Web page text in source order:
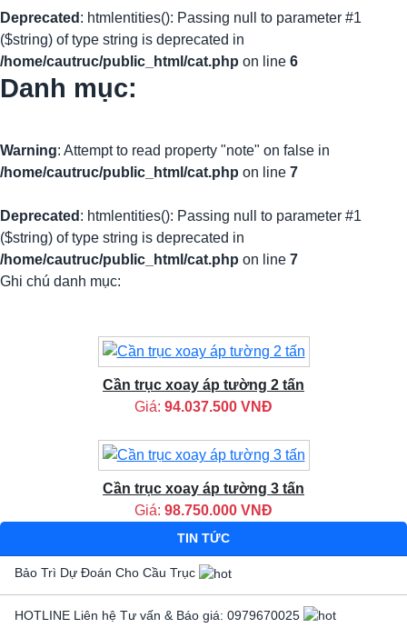
Deprecated : htmlentities(): Passing null to parameter #1
($string) of type string is deprecated in
/home/cautruc/public_html/cat.php on line 6
Danh mục:
Warning: Attempt to read property "note" on false in
/home/cautruc/public_html/cat.php on line 7
Deprecated : htmlentities(): Passing null to parameter #1
($string) of type string is deprecated in
/home/cautruc/public_html/cat.php on line 7
Ghi chú danh mục:
Cần trục xoay áp tường 2 tấn
Giá: 94.037.500 VNĐ
Cần trục xoay áp tường 3 tấn
Giá: 98.750.000 VNĐ
TIN TỨC
Bảo Trì Dự Đoán Cho Cầu Trục
HOTLINE Liên hệ Tư vấn & Báo giá: 0979670025